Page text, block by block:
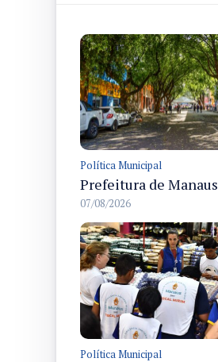
Política Municipal
07/08/2026
Política Municipal